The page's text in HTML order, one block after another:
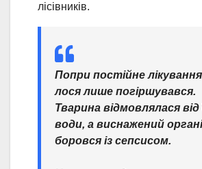
лісівників.
Попри постійне
лося лише погіршувався.
Тварина відмовлялася від
води, а виснажений
боровся із сепсисом.